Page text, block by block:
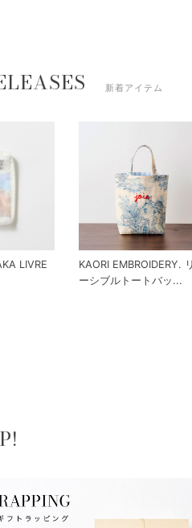
新着アイテム
LIVRE
KAORI EMBROIDERY.
ーシブルトートバッ...